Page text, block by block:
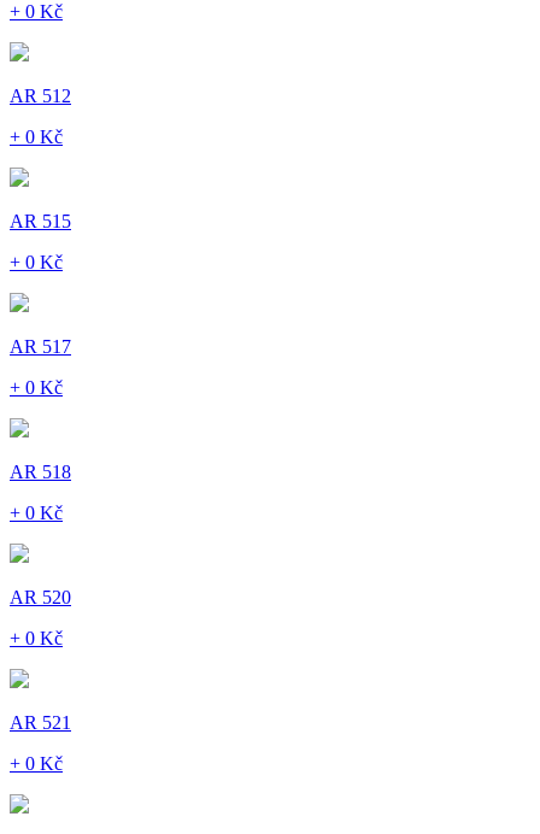
+ 0 Kč
AR 512
+ 0 Kč
AR 515
+ 0 Kč
AR 517
+ 0 Kč
AR 518
+ 0 Kč
AR 520
+ 0 Kč
AR 521
+ 0 Kč